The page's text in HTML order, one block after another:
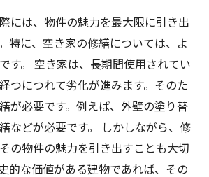
には、物件の魅力を最大限に引き出
特に、空き家の修繕については、よ
す。 空き家は、長期間使用されてい
つにつれて劣化が進みます。そのた
が必要です。例えば、外壁の塗り替
などが必要です。 しかしながら、修
の物件の魅力を引き出すことも大切
的な価値がある建物であれば、その